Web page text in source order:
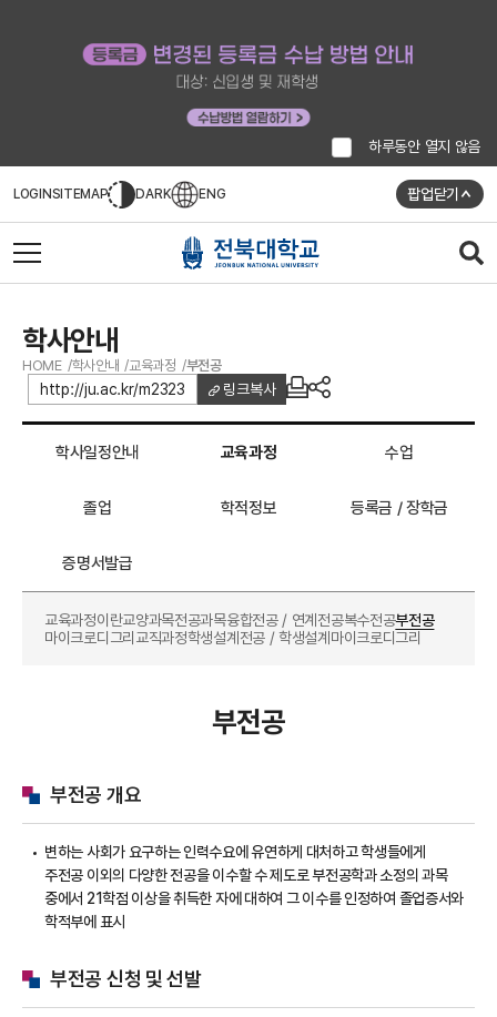
하루동안 열지 않음
LOGINSITEMAP DARK ENG 팝업닫기
학사안내
HOME 학사안내 교육과정 부전공
http://ju.ac.kr/m2323 링크복사
학사일정안내 교육과정 수업
졸업 학적정보 등록금 / 장학금
증명서발급
교육과정이란교양과목전공과목융합전공 / 연계전공복수전공부전공
마이크로디그리 교직과정학생설계전공 / 학생설계마이크로디그리
부전공
부전공 개요
변하는 사회가 요구하는 인력수요에 유연하게 대처하고 학생들에게
주전공 이외의 다양한 전공을 이수할 수 제도로 부전공학과 소정의 과목
중에서 21학점 이상을 취득한 자에 대하여 그 이수를 인정하여 졸업증서와
학적부에 표시
부전공 신청 및 선발